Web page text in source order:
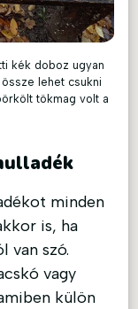
kék doboz ugyan
lehet csukni
tökmag volt a
minden
is, ha
van szó.
vagy
külön